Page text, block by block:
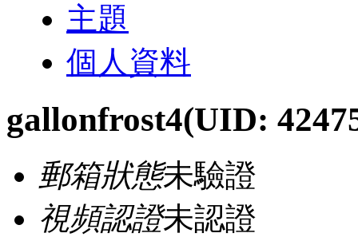
主題
個人資料
gallonfrost4(UID:
郵箱狀態未驗證
視頻認證未認證